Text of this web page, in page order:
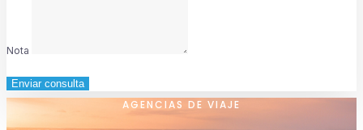
Nota
Enviar consulta
AGENCIAS DE VIAJE